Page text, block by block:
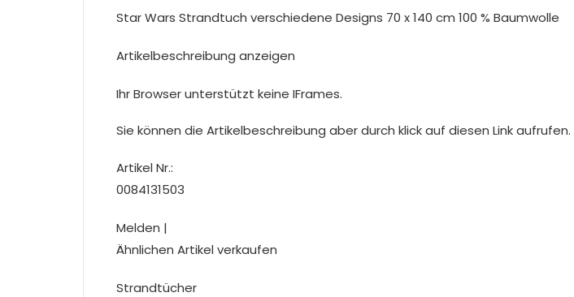
Star Wars Strandtuch verschiedene Designs 70 x 140 cm 100 % Baumwolle
Artikelbeschreibung anzeigen
Ihr Browser unterstützt keine IFrames.
Sie können die Artikelbeschreibung aber durch klick auf diesen Link aufrufen.
Artikel Nr.:
0084131503
Melden |
Ähnlichen Artikel verkaufen
Strandtücher